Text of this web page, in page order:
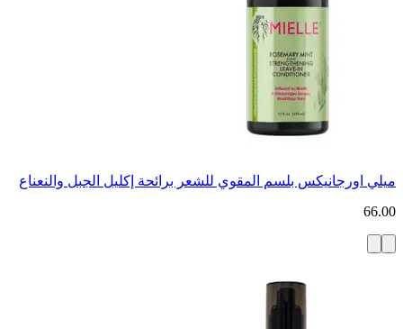
ميلي اورجانيكس بلسم المقوي للشعر برائحة إكليل الجبل والنعناع
66.00